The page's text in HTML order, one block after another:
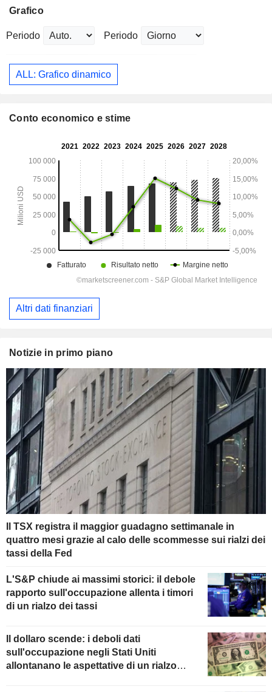
Grafico
Periodo Periodo
ALL: Grafico dinamico
Conto economico e stime
Altri dati finanziari
Notizie in primo piano
Il TSX registra il maggior guadagno settimanale in
quattro mesi grazie al calo delle scommesse sui rialzi dei
tassi della Fed
L'S&P chiude ai massimi storici: il debole
rapporto sull'occupazione allenta i timori
di un rialzo dei tassi
Il dollaro scende: i deboli dati
sull'occupazione negli Stati Uniti
allontanano le aspettative di un rialzo